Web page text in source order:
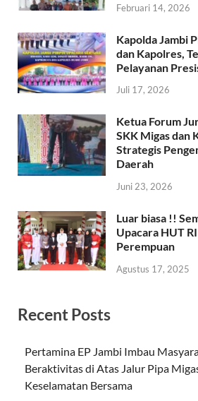
Februari 14, 2026
Kapolda Jambi
dan Kapolres,
Pelayanan
Juli 17, 2026
Ketua Forum
SKK Migas dan
Strategis
Daerah
Juni 23, 2026
Luar biasa !!
Upacara HUT
Perempuan
Agustus 17, 2025
Recent Posts
Pertamina EP Jambi Imbau
Beraktivitas di Atas Jalur Pipa
Keselamatan Bersama